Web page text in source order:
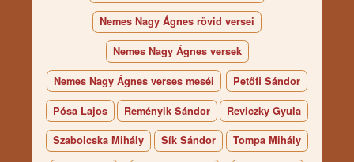
Nemes Nagy Ágnes rövid versei
Nemes Nagy Ágnes versek
Nemes Nagy Ágnes verses meséi Petőfi Sándor
Pósa Lajos Reményik Sándor Reviczky Gyula
Szabolcska Mihály Sík Sándor Tompa Mihály